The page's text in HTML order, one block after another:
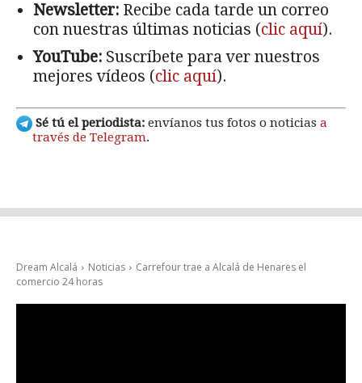
Newsletter: Recibe cada tarde un correo
con nuestras últimas noticias (clic aquí).
YouTube: Suscríbete para ver nuestros
mejores vídeos (clic aquí).
Sé tú el periodista: envíanos tus fotos o noticias a
través de Telegram.